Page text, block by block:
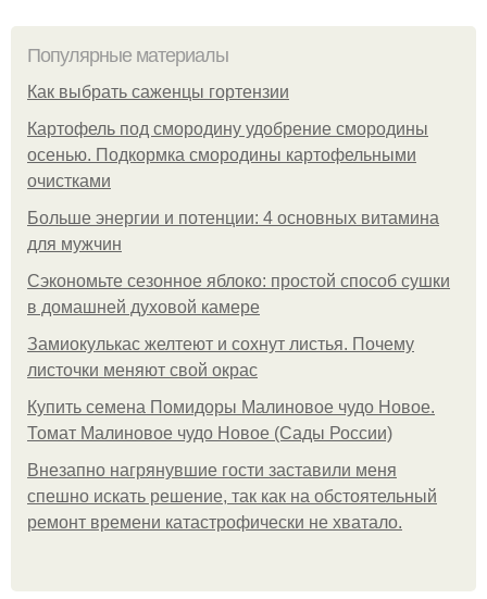
Популярные материалы
Как выбрать саженцы гортензии
Картофель под смородину удобрение смородины
осенью. Подкормка смородины картофельными
очистками
Больше энергии и потенции: 4 основных витамина
для мужчин
Сэкономьте сезонное яблоко: простой способ сушки
в домашней духовой камере
Замиокулькас желтеют и сохнут листья. Почему
листочки меняют свой окрас
Купить семена Помидоры Малиновое чудо Новое.
Томат Малиновое чудо Новое (Сады России)
Внезапно нагрянувшие гости заставили меня
спешно искать решение, так как на обстоятельный
ремонт времени катастрофически не хватало.